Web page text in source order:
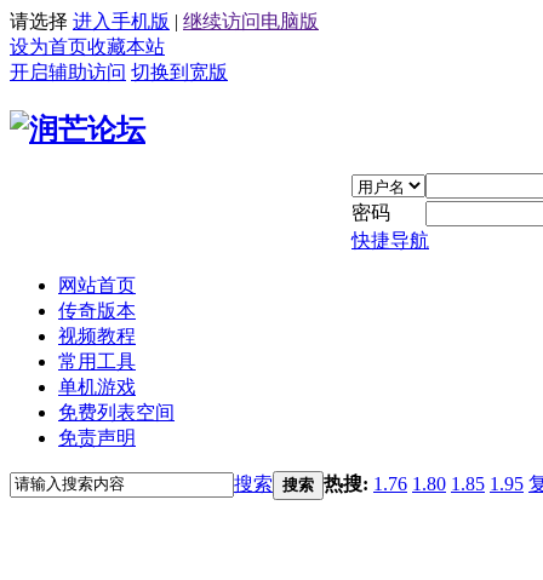
请选择 进入手机版 | 继续访问电脑版
设为首页收藏本站
开启辅助访问 切换到宽版
密码
快捷导航
网站首页
传奇版本
视频教程
常用工具
单机游戏
免费列表空间
免责声明
搜索 搜索 热搜: 1.76 1.80 1.85 1.95